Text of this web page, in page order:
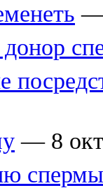
—
— 8
спермы